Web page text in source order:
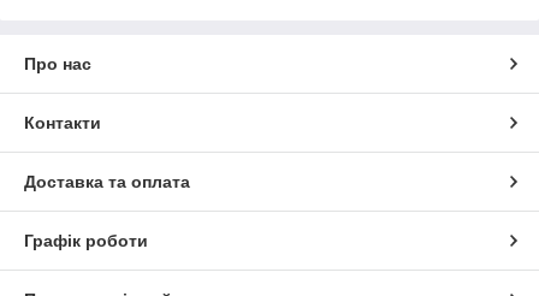
Про нас
Контакти
Доставка та оплата
Графік роботи